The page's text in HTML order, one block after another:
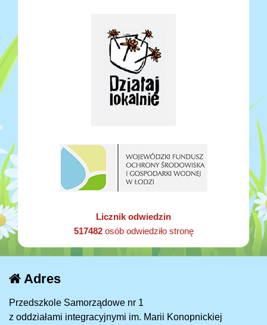
Licznik odwiedzin
517482osób odwiedziło stronę
Adres
Przedszkole Samorządowe nr 1
z oddziałami integracyjnymi im. Marii Konopnickiej